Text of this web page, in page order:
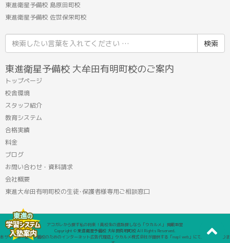
東進衛星予備校 島原田町校
東進衛星予備校 佐世保栄町校
索
結
東進衛星予備校 大牟田有明町校のご案内
トップページ
校舎環境
スタッフ紹介
教育システム
合格実績
料金
ブログ
お問い合わせ・資料請求
会社概要
東進大牟田有明町校の生徒･保護者様専用ご相談窓口
アコガレから探す私の将来！高校生の進路探しなら「ウカルメ」 掲載教室
Copyright © 東進衛星予備校 大牟田有明町校 All Rights Reserved.
本サイトは「塾・予備校のためのインターネット広告代理店」ウカルメ株式会社が提供する「mapl web」にて運営しておりま